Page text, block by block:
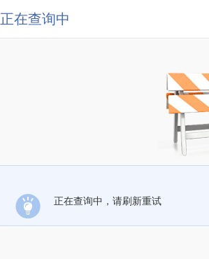
正在查询中
正在查询中，请刷新重试